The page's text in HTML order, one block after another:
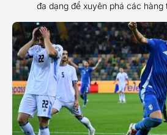
đa dạng để xuyên phá các hàng